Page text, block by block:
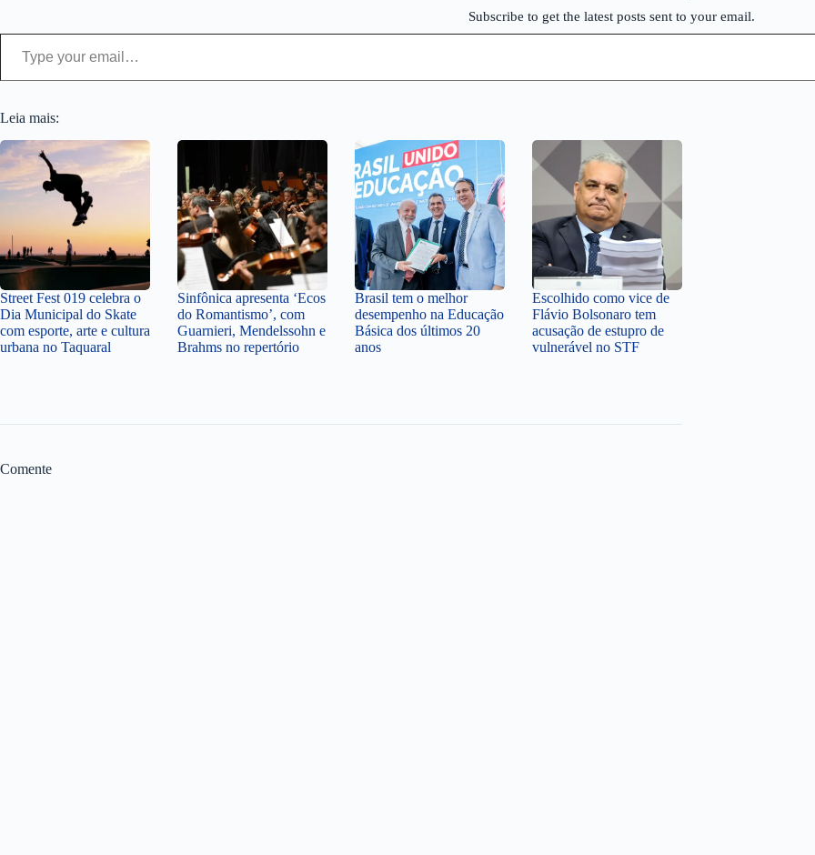
Subscribe to get the latest posts sent to your email.
Type your email…
Leia mais:
Street Fest 019 celebra o
Dia Municipal do Skate
com esporte, arte e cultura
urbana no Taquaral
Sinfônica apresenta ‘Ecos
do Romantismo’, com
Guarnieri, Mendelssohn e
Brahms no repertório
Brasil tem o melhor
desempenho na Educação
Básica dos últimos 20
anos
Escolhido como vice de
Flávio Bolsonaro tem
acusação de estupro de
vulnerável no STF
Comente